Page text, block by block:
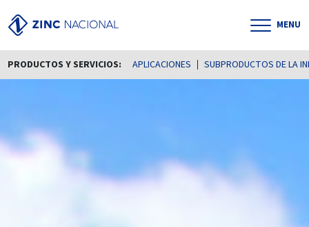
MENU
PRODUCTOS Y SERVICIOS: APLICACIONES SUBPRODUCTOS DE LA